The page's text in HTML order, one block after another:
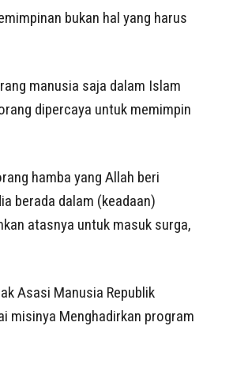
bukan hal yang harus
manusia saja dalam Islam
dipercaya untuk memimpin
hamba yang Allah beri
berada dalam (keadaan)
atasnya untuk masuk surga,
Asasi Manusia Republik
misinya Menghadirkan program